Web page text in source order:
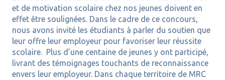
et de motivation scolaire chez nos jeunes doivent en
effet être soulignées. Dans le cadre de ce concours,
nous avons invité les étudiants à parler du soutien que
leur offre leur employeur pour favoriser leur réussite
scolaire. Plus d’une centaine de jeunes y ont participé,
livrant des témoignages touchants de reconnaissance
envers leur employeur. Dans chaque territoire de MRC